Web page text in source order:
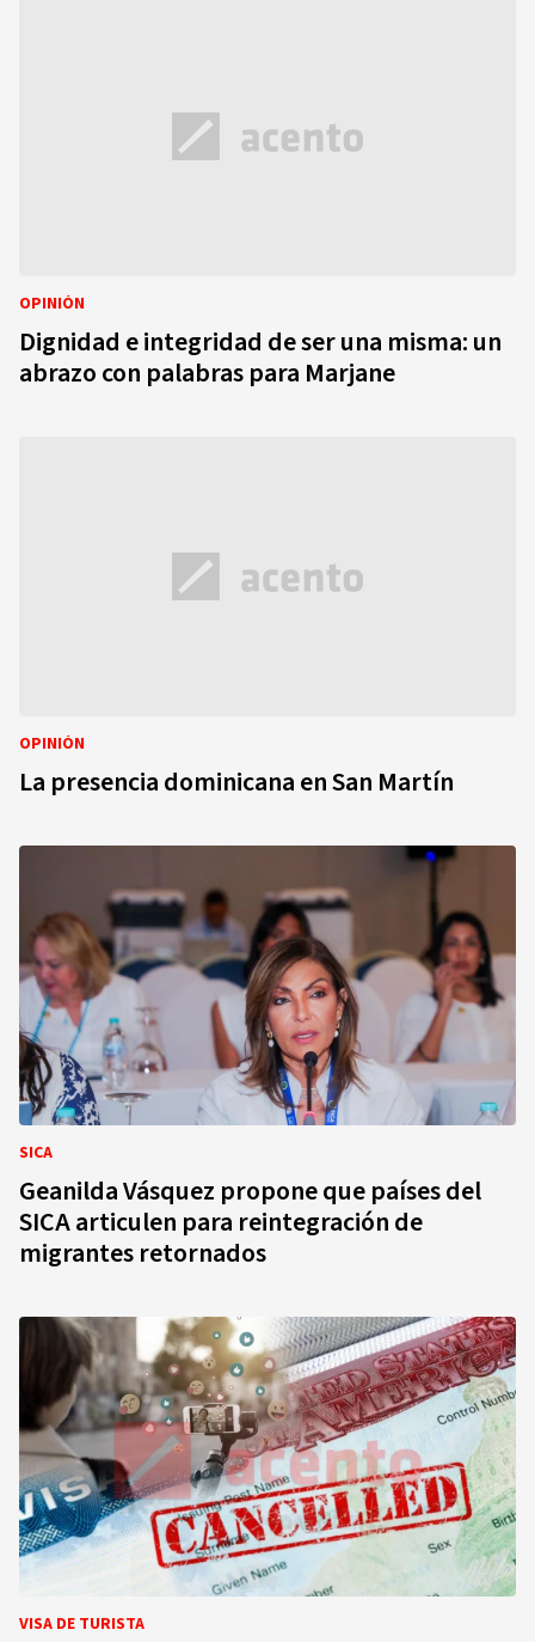
OPINIÓN
Dignidad e integridad de ser una misma: un
abrazo con palabras para Marjane
OPINIÓN
La presencia dominicana en San Martín
SICA
Geanilda Vásquez propone que países del
SICA articulen para reintegración de
migrantes retornados
VISA DE TURISTA